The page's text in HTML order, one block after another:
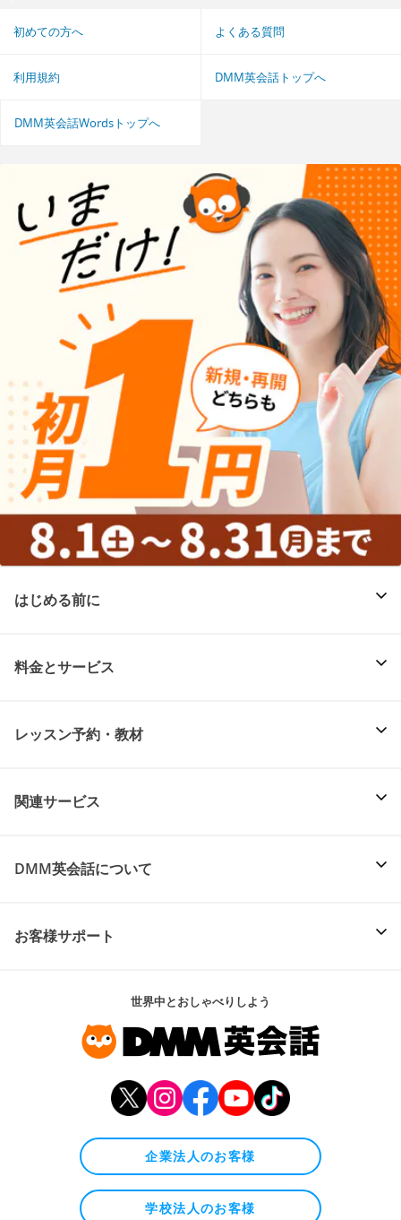
初めての方へ よくある質問
利用規約 DMM英会話トップへ
DMM英会話Wordsトップへ
はじめる前に
料金とサービス
レッスン予約・教材
関連サービス
DMM英会話について
お客様サポート
世界中とおしゃべりしよう
企業法人のお客様
学校法人のお客様